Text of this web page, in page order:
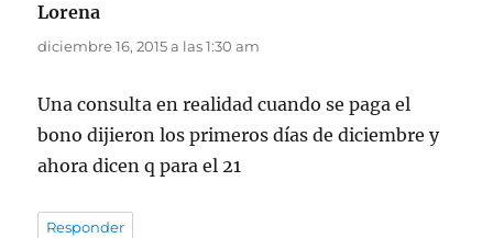
Lorena
diciembre 16, 2015 a las 1:30 am
Una consulta en realidad cuando se paga el
bono dijieron los primeros días de diciembre y
ahora dicen q para el 21
Responder